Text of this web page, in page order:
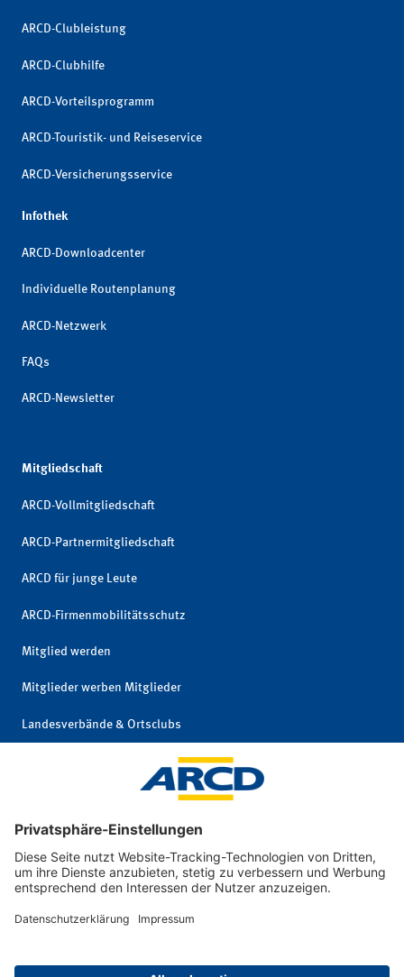
ARCD-Clubleistung
ARCD-Clubhilfe
ARCD-Vorteilsprogramm
ARCD-Touristik- und Reiseservice
ARCD-Versicherungsservice
Infothek
ARCD-Downloadcenter
Individuelle Routenplanung
ARCD-Netzwerk
FAQs
ARCD-Newsletter
Mitgliedschaft
ARCD-Vollmitgliedschaft
ARCD-Partnermitgliedschaft
ARCD für junge Leute
ARCD-Firmenmobilitätsschutz
Mitglied werden
Mitglieder werben Mitglieder
Landesverbände & Ortsclubs